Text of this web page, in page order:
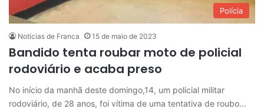
Polícia
Notícias de Franca 15 de maio de 2023
Bandido tenta roubar moto de policial
rodoviário e acaba preso
No início da manhã deste domingo,14, um policial militar
rodoviário, de 28 anos, foi vítima de uma tentativa de roubo…